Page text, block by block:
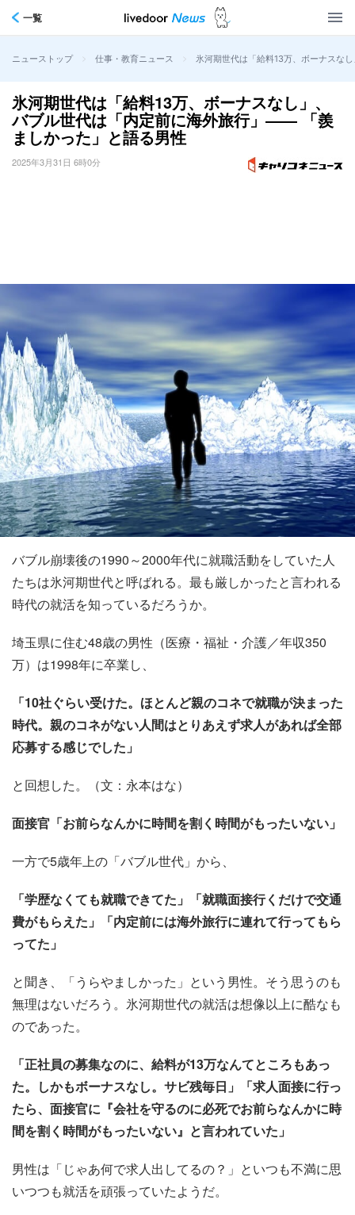
一覧
ニューストップ > 仕事・教育ニュース > 氷河期世代は「給料13万、ボーナスな
氷河期世代は「給料13万、ボーナスなし」、
バブル世代は「内定前に海外旅行」―― 「羨
ましかった」と語る男性
2025年3月31日 6時0分
バブル崩壊後の1990～2000年代に就職活動をしていた人
たちは氷河期世代と呼ばれる。最も厳しかったと言われる
時代の就活を知っているだろうか。
埼玉県に住む48歳の男性（医療・福祉・介護／年収350
万）は1998年に卒業し、
「10社ぐらい受けた。ほとんど親のコネで就職が決まった
時代。親のコネがない人間はとりあえず求人があれば全部
応募する感じでした」
と回想した。（文：永本はな）
面接官「お前らなんかに時間を割く時間がもったいない」
一方で5歳年上の「バブル世代」から、
「学歴なくても就職できてた」
「就職面接行くだけで交通
費がもらえた」
「内定前には海外旅行に連れて行ってもら
ってた」
と聞き、「うらやましかった」という男性。そう思うのも
無理はないだろう。氷河期世代の就活は想像以上に酷なも
のであった。
「正社員の募集なのに、給料が13万なんてところもあっ
た。しかもボーナスなし。サビ残毎日」
「求人面接に行っ
たら、面接官に『会社を守るのに必死でお前らなんかに時
間を割く時間がもったいない』と言われていた」
男性は「じゃあ何で求人出してるの？」といつも不満に思
いつつも就活を頑張っていたようだ。